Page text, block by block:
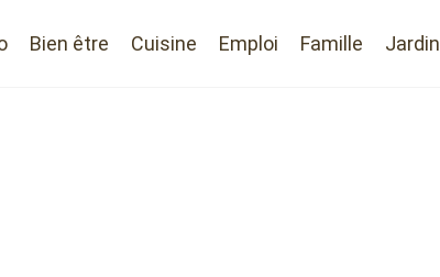
Bien être Cuisine Emploi Famille Jardin